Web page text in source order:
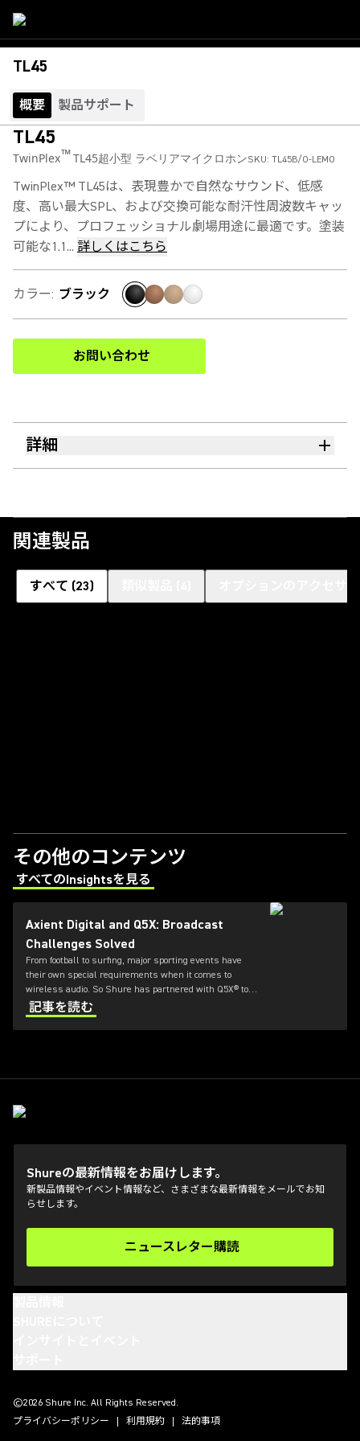
TL45
概要 製品サポート
TL45
TwinPlex™TL45超小型 ラベリアマイクロホンSKU: TL45B/O-LEMO
TwinPlex™ TL45は、表現豊かで自然なサウンド、低感
度、高い最大SPL、および交換可能な耐汗性周波数キャッ
プにより、プロフェッショナル劇場用途に最適です。塗装
可能な1.1... 詳しくはこちら
カラー: ブラック
お問い合わせ
(Opens in a new tab)
詳細
関連製品
すべて (23)
その他のコンテンツ
すべてのInsightsを見る
(Opens in a new tab)
Axient Digital and Q5X: Broadcast
Challenges Solved
From football to surfing, major sporting events have
their own special requirements when it comes to
wireless audio. So Shure has partnered with Q5X® to
offer durable and flexible bodypack transmitters for
Axient® Digital systems.
記事を読む
Shureの最新情報をお届けします。
新製品情報やイベント情報など、さまざまな最新情報をメールでお知
らせします。
ニュースレター購読
(Opens in a new tab)
©2026 Shure Inc. All Rights Reserved.
プライバシーポリシー
利用規約 法的事項